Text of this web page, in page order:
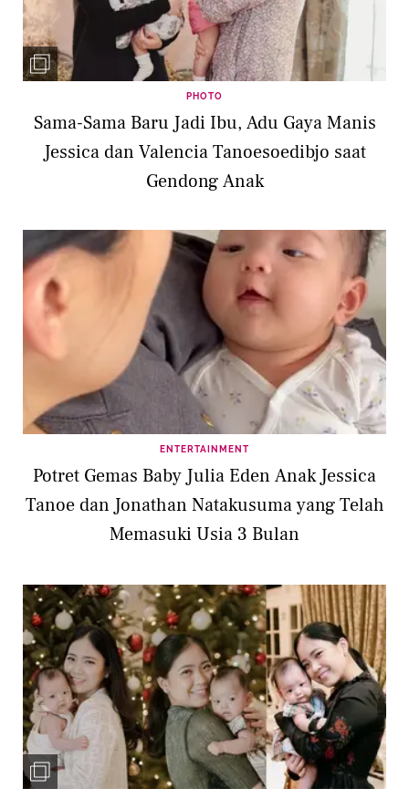
PHOTO
Sama-Sama Baru Jadi Ibu, Adu Gaya Manis
Jessica dan Valencia Tanoesoedibjo saat
Gendong Anak
ENTERTAINMENT
Potret Gemas Baby Julia Eden Anak Jessica
Tanoe dan Jonathan Natakusuma yang Telah
Memasuki Usia 3 Bulan